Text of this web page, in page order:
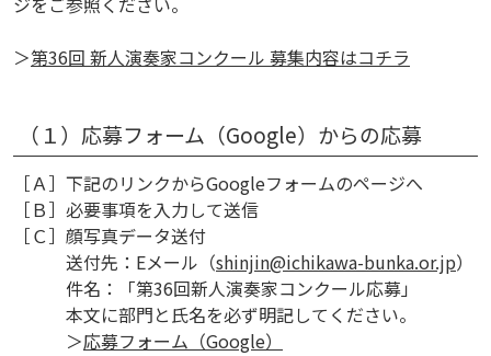
＞第36回 新人演奏家コンクール 募集内容はコチラ
（１）応募フォーム（Google）からの応募
［Ａ］下記のリンクからGoogleフォームのページへ
［Ｂ］必要事項を入力して送信
［Ｃ］顔写真データ送付
送付先：Eメール（shinjin@ichikawa-bunka.or.jp）
件名：「第36回新人演奏家コンクール応募」
本文に部門と氏名を必ず明記してください。
＞応募フォーム（Google）